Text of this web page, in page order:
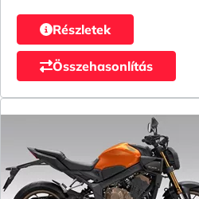
Részletek
Összehasonlítás